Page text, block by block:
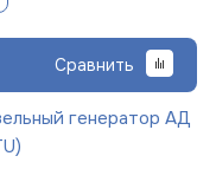
Сравнить
генератор АД